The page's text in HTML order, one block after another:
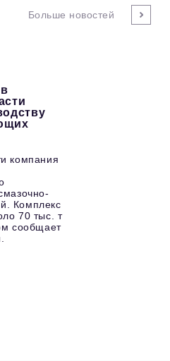
Больше новостей
компания
Комплекс
70 тыс. т
сообщает